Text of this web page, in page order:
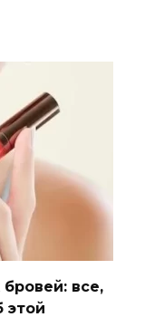
все,
этой